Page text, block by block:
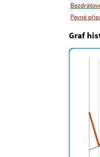
Pevné
Graf